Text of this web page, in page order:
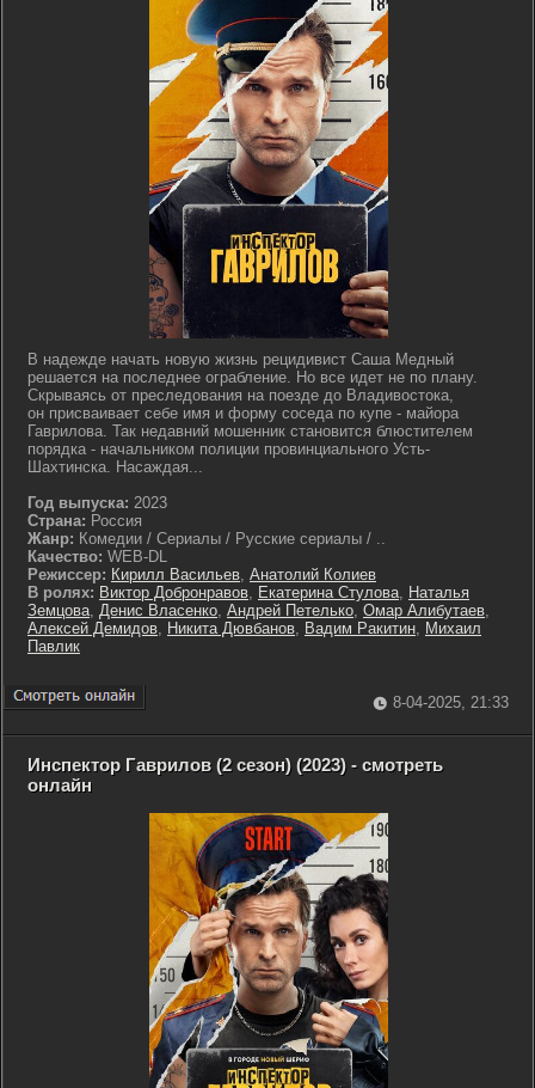
В надежде начать новую жизнь рецидивист Саша Медный
решается на последнее ограбление. Но все идет не по плану.
Скрываясь от преследования на поезде до Владивостока,
он присваивает себе имя и форму соседа по купе - майора
Гаврилова. Так недавний мошенник становится блюстителем
порядка - начальником полиции провинциального Усть-
Шахтинска. Насаждая...
Год выпуска: 2023
Страна: Россия
Жанр: Комедии / Сериалы / Русские сериалы / ..
Качество: WEB-DL
Режиссер: Кирилл Васильев, Анатолий Колиев
В ролях: Виктор Добронравов, Екатерина Стулова, Наталья
Земцова, Денис Власенко, Андрей Петелько, Омар Алибутаев,
Алексей Демидов, Никита Дювбанов, Вадим Ракитин, Михаил
Павлик
8-04-2025, 21:33
Инспектор Гаврилов (2 сезон) (2023) - смотреть
онлайн